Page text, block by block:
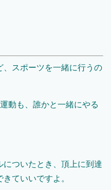
、スポーツを一緒に行うの
動も、誰かと一緒にやる
ついたとき、頂上に到達
ていいですよ。